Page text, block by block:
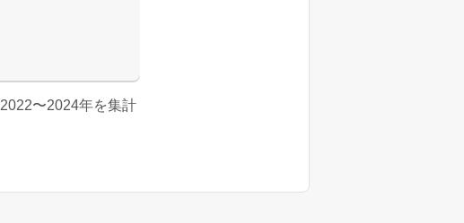
2022〜2024年を集計